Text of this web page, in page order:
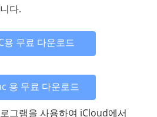
다.
용 무료 다운로드
용 무료 다운로드
그램을 사용하여 iCloud에서